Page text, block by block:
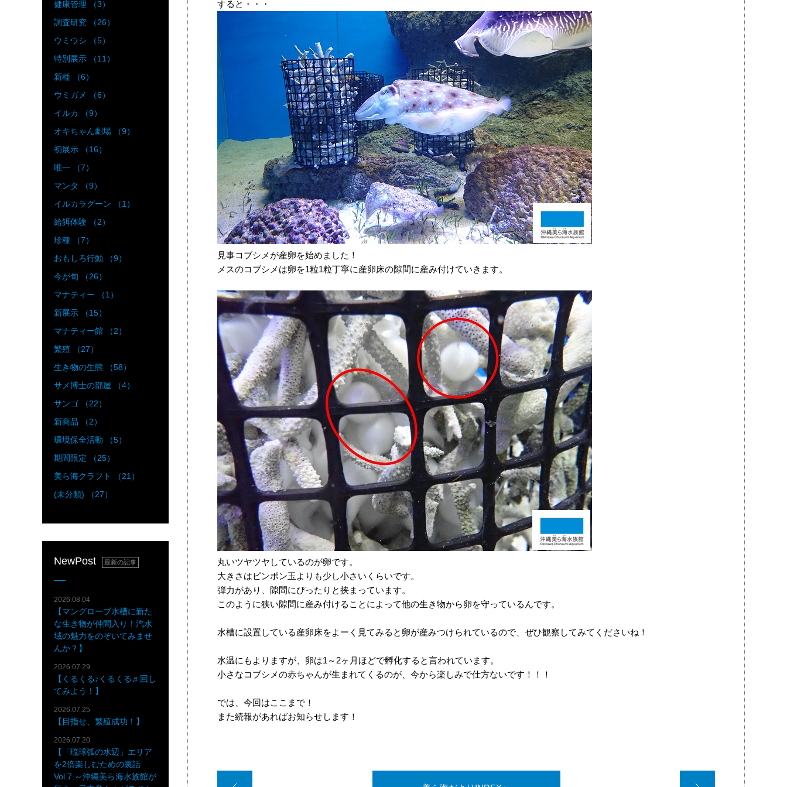
すると・・・
見事コブシメが産卵を始めました！
メスのコブシメは卵を1粒1粒丁寧に産卵床の隙間に産み付けていきます。
丸いツヤツヤしているのが卵です。
大きさはピンポン玉よりも少し小さいくらいです。
弾力があり、隙間にぴったりと挟まっています。
このように狭い隙間に産み付けることによって他の生き物から卵を守っているんです。
水槽に設置している産卵床をよーく見てみると卵が産みつけられているので、ぜひ観察してみてくださいね！
水温にもよりますが、卵は1～2ヶ月ほどで孵化すると言われています。
小さなコブシメの赤ちゃんが生まれてくるのが、今から楽しみで仕方ないです！！！
では、今回はここまで！
また続報があればお知らせします！
健康管理 （3）
調査研究 （26）
ウミウシ （5）
特別展示 （11）
新種 （6）
ウミガメ （6）
イルカ （9）
オキちゃん劇場 （9）
初展示 （16）
唯一 （7）
マンタ （9）
イルカラグーン （1）
給餌体験 （2）
珍種 （7）
おもしろ行動 （9）
今が旬 （26）
マナティー （1）
新展示 （15）
マナティー館 （2）
繁殖 （27）
生き物の生態 （58）
サメ博士の部屋 （4）
サンゴ （22）
新商品 （2）
環境保全活動 （5）
期間限定 （25）
美ら海クラフト （21）
(未分類) （27）
NewPost 最新の記事
2026.08.04
【マングローブ水槽に新た
な生き物が仲間入り！汽水
域の魅力をのぞいてみませ
んか？】
2026.07.29
【くるくる♪くるくる♬回し
てみよう！】
2026.07.25
【目指せ、繁殖成功！】
2026.07.20
【「琉球弧の水辺」エリア
を2倍楽しむための裏話
Vol.7.～沖縄美ら海水族館が